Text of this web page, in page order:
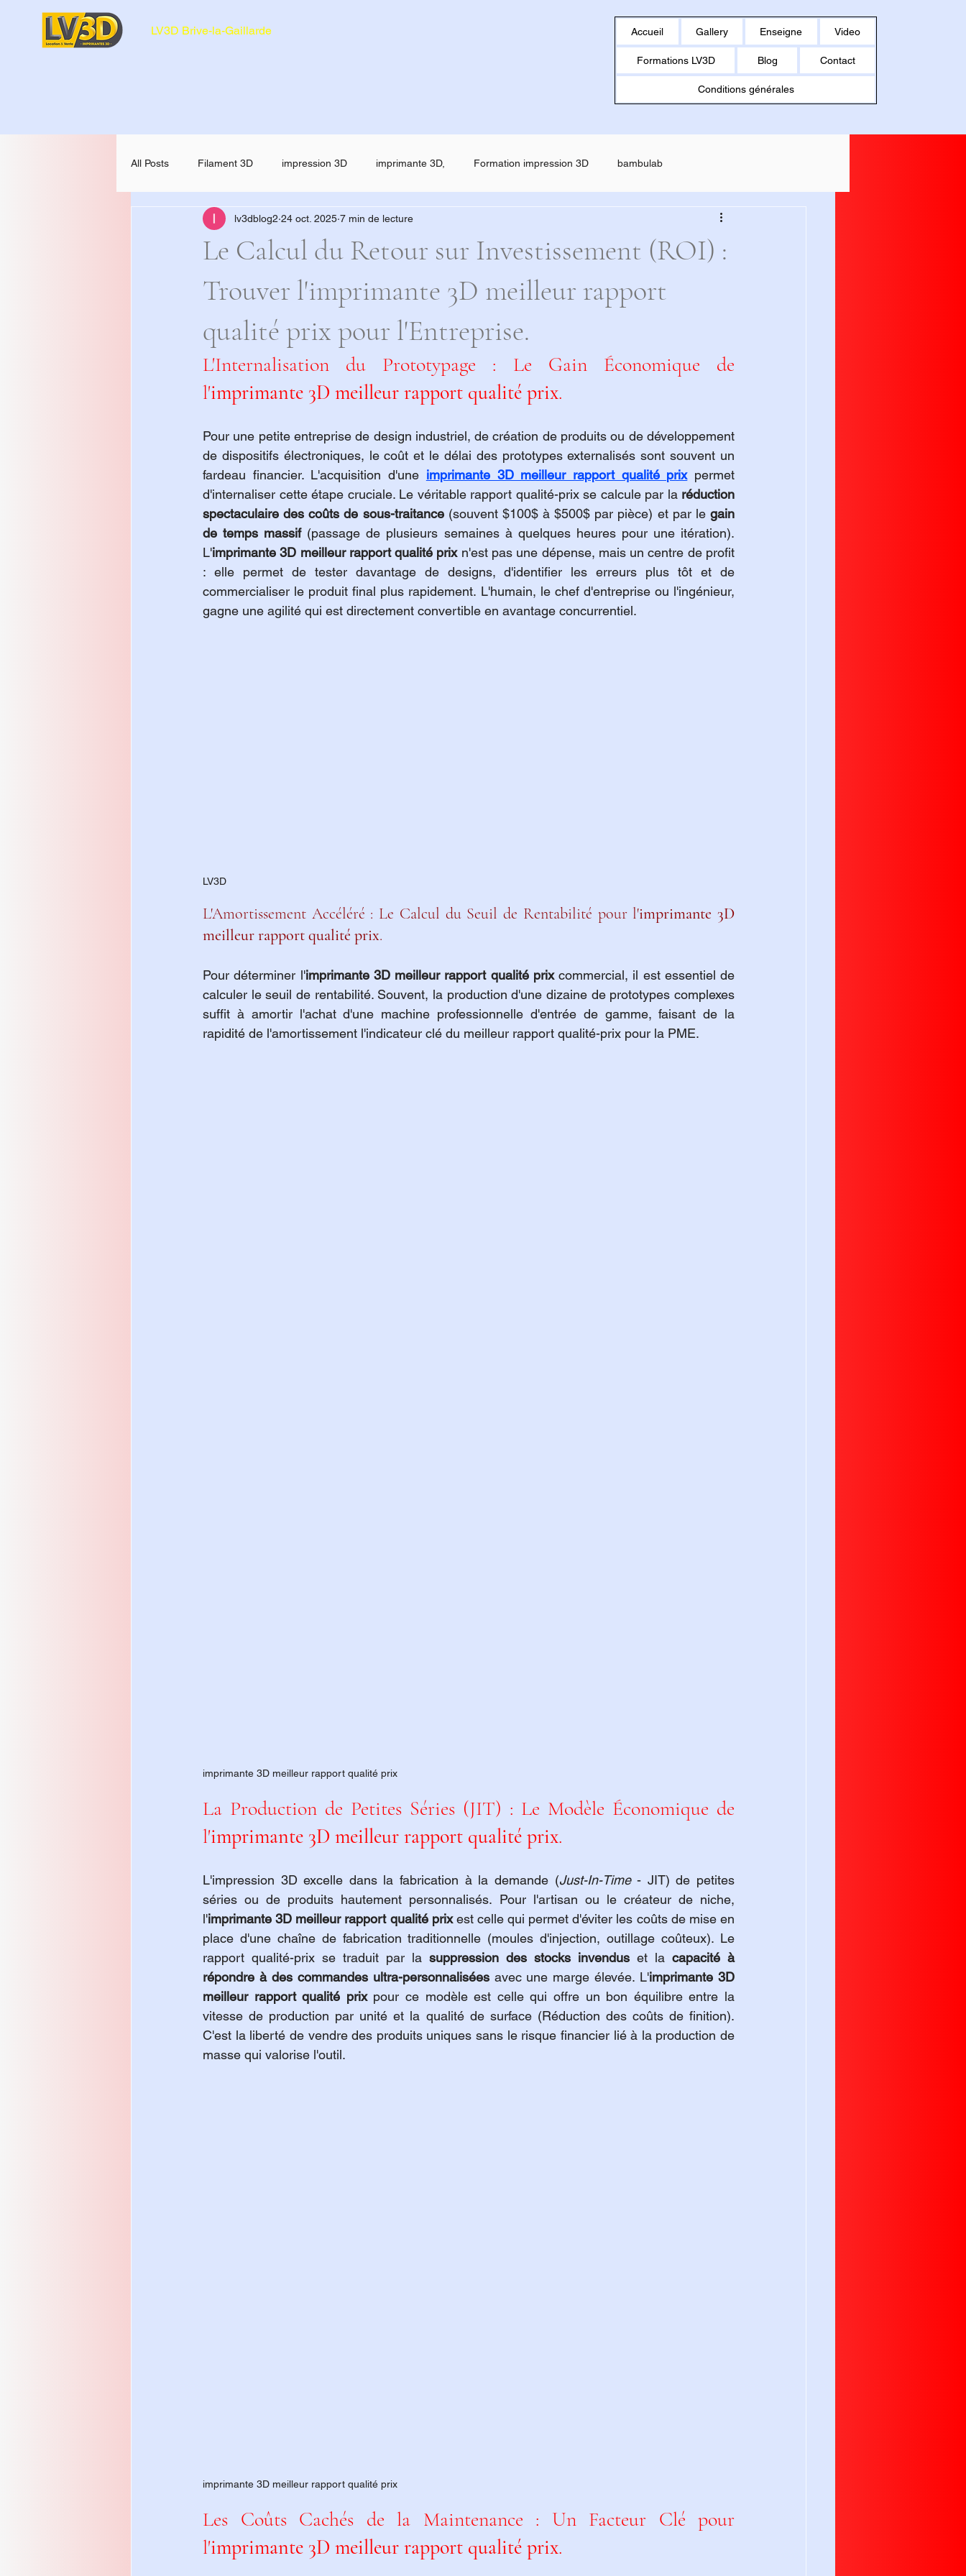
LV3D Brive-la-Gaillarde Accueil Gallery Enseigne Video
Formations LV3D Blog Contact
Conditions générales
All Posts Filament 3D impression 3D imprimante 3D, Formation impression 3D bambulab
CREALITY SPARKX i7 Color Combo creality
Le Calcul du Retour sur Investissement (ROI) :
Trouver l'imprimante 3D meilleur rapport
qualité prix pour l'Entreprise.
lv3dblog2 24 oct. 2025 7 min de lecture
L'Internalisation du Prototypage : Le Gain Économique de
l'imprimante 3D meilleur rapport qualité prix.
Pour une petite entreprise de design industriel, de création de produits ou de développement
de dispositifs électroniques, le coût et le délai des prototypes externalisés sont souvent un
fardeau financier. L'acquisition d'une imprimante 3D meilleur rapport qualité prix permet
d'internaliser cette étape cruciale. Le véritable rapport qualité-prix se calcule par la réduction
spectaculaire des coûts de sous-traitance (souvent $100$ à $500$ par pièce) et par le gain
de temps massif (passage de plusieurs semaines à quelques heures pour une itération).
L'imprimante 3D meilleur rapport qualité prix n'est pas une dépense, mais un centre de profit
: elle permet de tester davantage de designs, d'identifier les erreurs plus tôt et de
commercialiser le produit final plus rapidement. L'humain, le chef d'entreprise ou l'ingénieur,
gagne une agilité qui est directement convertible en avantage concurrentiel.
LV3D
L'Amortissement Accéléré : Le Calcul du Seuil de Rentabilité pour l'imprimante 3D
meilleur rapport qualité prix.
Pour déterminer l'imprimante 3D meilleur rapport qualité prix commercial, il est essentiel de
calculer le seuil de rentabilité. Souvent, la production d'une dizaine de prototypes complexes
suffit à amortir l'achat d'une machine professionnelle d'entrée de gamme, faisant de la
rapidité de l'amortissement l'indicateur clé du meilleur rapport qualité-prix pour la PME.
imprimante 3D meilleur rapport qualité prix
La Production de Petites Séries (JIT) : Le Modèle Économique de
l'imprimante 3D meilleur rapport qualité prix.
L'impression 3D excelle dans la fabrication à la demande (Just-In-Time - JIT) de petites
séries ou de produits hautement personnalisés. Pour l'artisan ou le créateur de niche,
l'imprimante 3D meilleur rapport qualité prix est celle qui permet d'éviter les coûts de mise en
place d'une chaîne de fabrication traditionnelle (moules d'injection, outillage coûteux). Le
rapport qualité-prix se traduit par la suppression des stocks invendus et la capacité à
répondre à des commandes ultra-personnalisées avec une marge élevée. L'imprimante 3D
meilleur rapport qualité prix pour ce modèle est celle qui offre un bon équilibre entre la
vitesse de production par unité et la qualité de surface (Réduction des coûts de finition).
C'est la liberté de vendre des produits uniques sans le risque financier lié à la production de
masse qui valorise l'outil.
imprimante 3D meilleur rapport qualité prix
Les Coûts Cachés de la Maintenance : Un Facteur Clé pour
l'imprimante 3D meilleur rapport qualité prix.